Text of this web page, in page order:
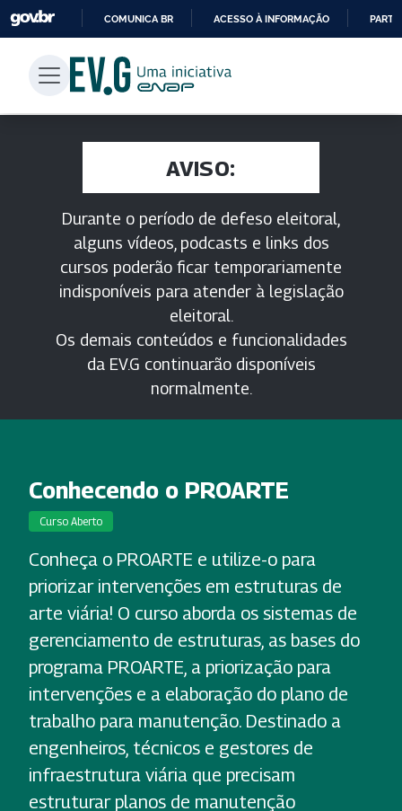
PARA
CONTEÚDO
COMUNICA BR ACESSO À INFORMAÇÃO
AVISO:
Durante o período de defeso eleitoral,
alguns vídeos, podcasts e links dos
cursos poderão ficar temporariamente
indisponíveis para atender à legislação
eleitoral.
Os demais conteúdos e funcionalidades
da EV.G continuarão disponíveis
normalmente.
Conhecendo o PROARTE
Curso Aberto
Conheça o PROARTE e utilize-o para
priorizar intervenções em estruturas de
arte viária! O curso aborda os sistemas de
gerenciamento de estruturas, as bases do
programa PROARTE, a priorização para
intervenções e a elaboração do plano de
trabalho para manutenção. Destinado a
engenheiros, técnicos e gestores de
infraestrutura viária que precisam
estruturar planos de manutenção